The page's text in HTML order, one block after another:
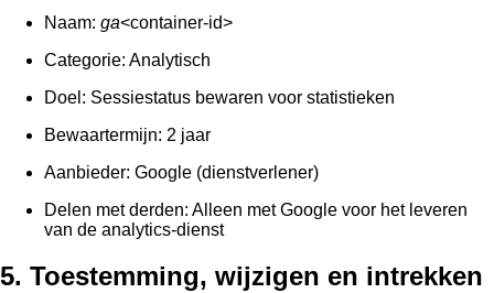
Naam: ga<container-id>
Categorie: Analytisch
Doel: Sessiestatus bewaren voor statistieken
Bewaartermijn: 2 jaar
Aanbieder: Google (dienstverlener)
Delen met derden: Alleen met Google voor het leveren
van de analytics-dienst
5. Toestemming, wijzigen en intrekken